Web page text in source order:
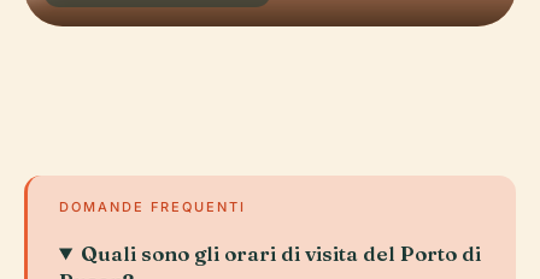
DOMANDE FREQUENTI
Quali sono gli orari di visita del Porto di